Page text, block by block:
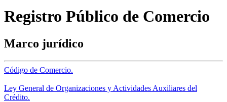
Registro Público de Comercio
Marco jurídico
Código de Comercio.
Ley General de Organizaciones y Actividades Auxiliares del
Crédito.